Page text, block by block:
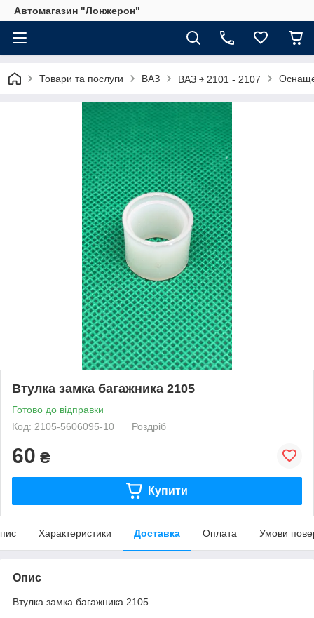
Автомагазин "Лонжерон"
Товари та послуги ВАЗ ВАЗ ￫ 2101 - 2107
Втулка замка багажника 2105
Готово до відправки
Код: 2105-5606095-10
Роздріб
60 ₴
Купити
Характеристики Доставка Оплата Умови
Опис
Втулка замка багажника 2105